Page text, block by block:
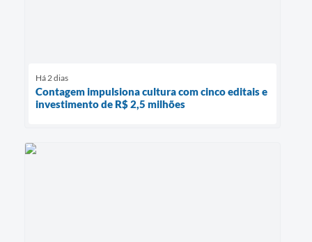
Há 2 dias
Contagem impulsiona cultura com cinco editais e
investimento de R$ 2,5 milhões